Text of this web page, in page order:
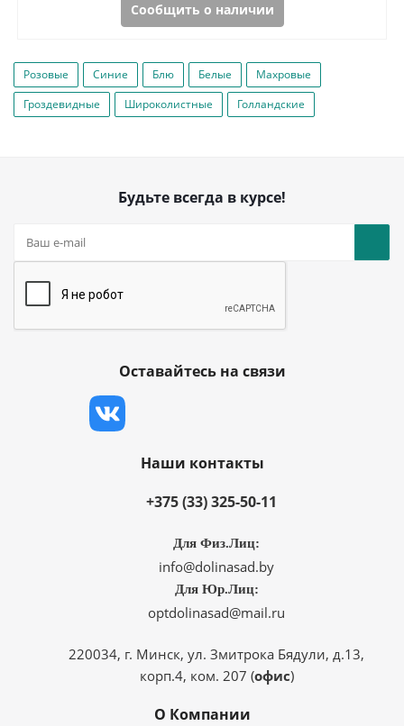
Сообщить о наличии
Розовые Синие Блю Белые
Махровые
Гроздевидные
Широколистные Голландские
Будьте всегда в курсе!
Оставайтесь на связи
Наши контакты
+375 (33) 325-50-11
Для Физ.Лиц:
info@dolinasad.by
Для Юр.Лиц:
optdolinasad@mail.ru
220034, г. Минск, ул. Змитрока Бядули, д.13,
корп.4, ком. 207 (офис)
О Компании